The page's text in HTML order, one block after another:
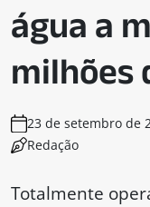
água a
milhões
23 de setembro de
Redação
Totalmente